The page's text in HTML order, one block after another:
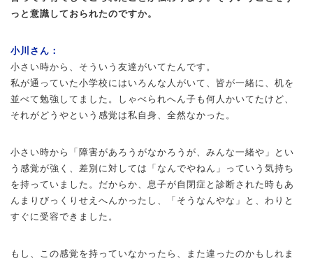
っと意識しておられたのですか。
小川さん：
小さい時から、そういう友達がいてたんです。
私が通っていた小学校にはいろんな人がいて、皆が一緒に、机を
並べて勉強してました。しゃべられへん子も何人かいてたけど、
それがどうやという感覚は私自身、全然なかった。
小さい時から「障害があろうがなかろうが、みんな一緒や」とい
う感覚が強く、差別に対しては「なんでやねん」っていう気持ち
を持っていました。だからか、息子が自閉症と診断された時もあ
んまりびっくりせえへんかったし、「そうなんやな」と、わりと
すぐに受容できました。
もし、この感覚を持っていなかったら、また違ったのかもしれま